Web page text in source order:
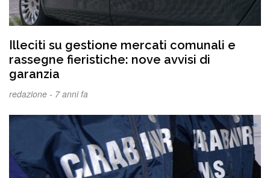
Illeciti su gestione mercati comunali e
rassegne fieristiche: nove avvisi di
garanzia
redazione - 7 anni fa